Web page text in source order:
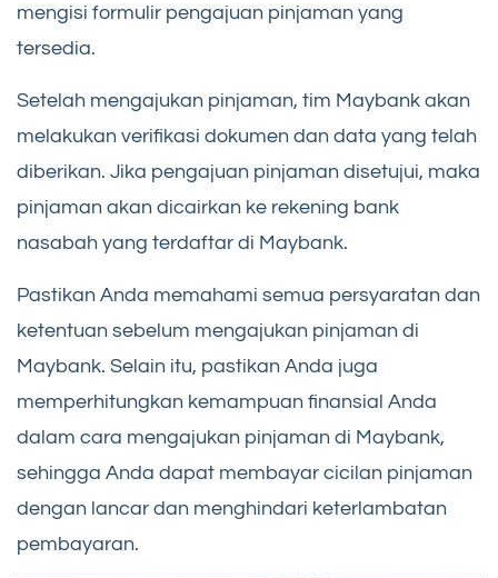
mengisi formulir pengajuan pinjaman yang
tersedia.
Setelah mengajukan pinjaman, tim Maybank akan
melakukan verifikasi dokumen dan data yang telah
diberikan. Jika pengajuan pinjaman disetujui, maka
pinjaman akan dicairkan ke rekening bank
nasabah yang terdaftar di Maybank.
Pastikan Anda memahami semua persyaratan dan
ketentuan sebelum mengajukan pinjaman di
Maybank. Selain itu, pastikan Anda juga
memperhitungkan kemampuan finansial Anda
dalam cara mengajukan pinjaman di Maybank,
sehingga Anda dapat membayar cicilan pinjaman
dengan lancar dan menghindari keterlambatan
pembayaran.